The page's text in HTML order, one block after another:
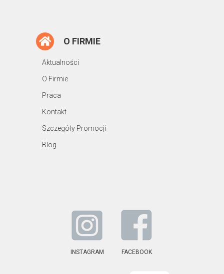
O FIRMIE
Aktualności
O Firmie
Praca
Kontakt
Szczegóły Promocji
Blog
INSTAGRAM FACEBOOK